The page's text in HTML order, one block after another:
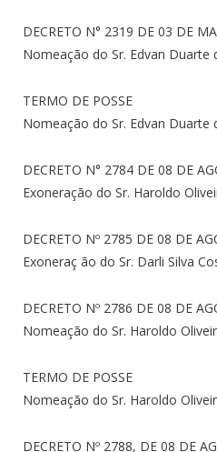
DECRETO N° 2319 DE 03 DE
Nomeação do Sr. Edvan Duarte
TERMO DE POSSE
Nomeação do Sr. Edvan Duarte
DECRETO N° 2784 DE 08 DE
Exoneração do Sr. Haroldo
DECRETO Nº 2785 DE 08 DE
Exoneraç ão do Sr. Darli Silva
DECRETO Nº 2786 DE 08 DE
Nomeação do Sr. Haroldo
TERMO DE POSSE
Nomeação do Sr. Haroldo
DECRETO Nº 2788, DE 08 DE